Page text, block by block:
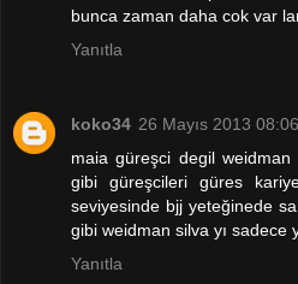
bunca zaman daha cok var
Yanıtla
koko34 26 Mayıs 2013 08:06
maia güreşci degil
gibi güreşcileri güres
seviyesinde bjj yeteğinede
gibi weidman silva yı
Yanıtla